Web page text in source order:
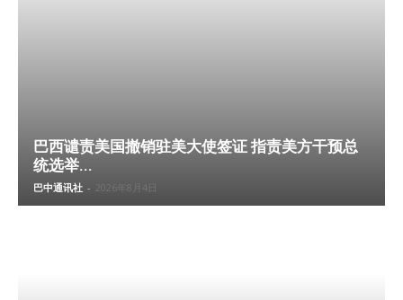
巴西谴责美国撤销驻美大使签证 指责美方干预总
统选举...
巴中通讯社 - 2026年8月4日